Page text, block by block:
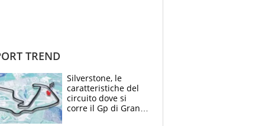
TREND
Silverstone, le
caratteristiche del
circuito dove si
corre il Gp di Gran